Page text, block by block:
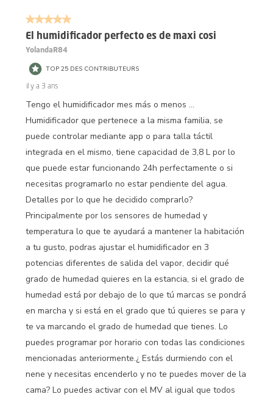
141
avis.
5 sur 5 étoiles.
El humidificador perfecto es de maxi cosi
YolandaR84
TOP 25 DES CONTRIBUTEURS
il y a 3 ans
Tengo el humidificador mes más o menos ...
Humidificador que pertenece a la misma familia, se
puede controlar mediante app o para talla táctil
integrada en el mismo, tiene capacidad de 3,8 L por lo
que puede estar funcionando 24h perfectamente o si
necesitas programarlo no estar pendiente del agua.
Detalles por lo que he decidido comprarlo?
Principalmente por los sensores de humedad y
temperatura lo que te ayudará a mantener la habitación
a tu gusto, podras ajustar el humidificador en 3
potencias diferentes de salida del vapor, decidir qué
grado de humedad quieres en la estancia, si el grado de
humedad está por debajo de lo que tú marcas se pondrá
en marcha y si está en el grado que tú quieres se para y
te va marcando el grado de humedad que tienes. Lo
puedes programar por horario con todas las condiciones
mencionadas anteriormente.¿ Estás durmiendo con el
nene y necesitas encenderlo y no te puedes mover de la
cama? Lo puedes activar con el MV al igual que todos